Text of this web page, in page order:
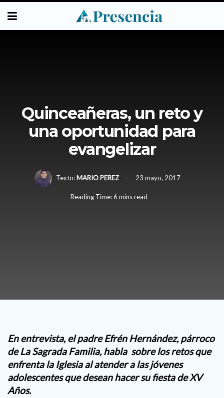
Quinceañeras, un reto y
una oportunidad para
evangelizar
Texto: MARIO PEREZ 23 mayo, 2017
Reading Time: 6 mins read
En entrevista, el padre Efrén Hernández, párroco
de La Sagrada Familia, habla sobre los retos que
enfrenta la Iglesia al atender a las jóvenes
adolescentes que desean hacer su fiesta de XV
Años.